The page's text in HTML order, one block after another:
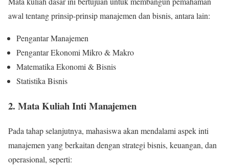
awal tentang prinsip-prinsip manajemen dan bisnis, antara lain:
Pengantar Manajemen
Pengantar Ekonomi Mikro & Makro
Matematika Ekonomi & Bisnis
Statistika Bisnis
2. Mata Kuliah Inti Manajemen
Pada tahap selanjutnya, mahasiswa akan mendalami aspek inti
manajemen yang berkaitan dengan strategi bisnis, keuangan, dan
operasional, seperti: